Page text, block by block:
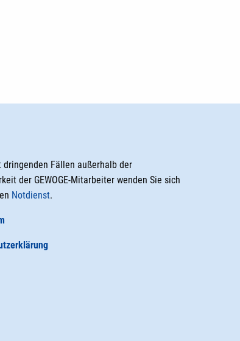
dringenden Fällen außerhalb der
der GEWOGE-Mitarbeiter wenden Sie sich
Notdienst.